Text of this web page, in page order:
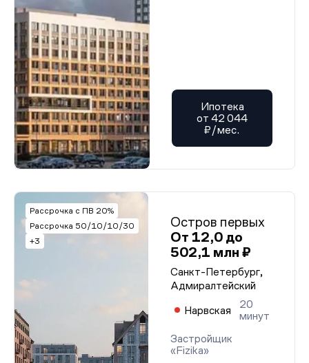
Ипотека
от 42 044
₽/мес.
Рассрочка с ПВ 20%
Рассрочка 50/10/10/30
+3
Остров первых
От 12,0 до
502,1 млн ₽
Санкт-Петербург,
Адмиралтейский
Нарвская
20
минут
Застройщик
«Fizika»